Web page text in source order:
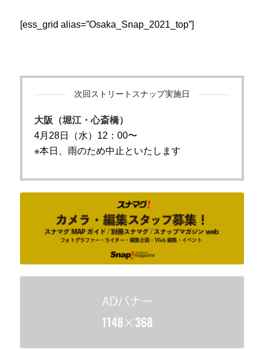
[ess_grid alias=”Osaka_Snap_2021_top”]
次回ストリートスナップ実施日
大阪（堀江・心斎橋）
4月28日（水）12：00〜
※本日、雨のため中止といたします